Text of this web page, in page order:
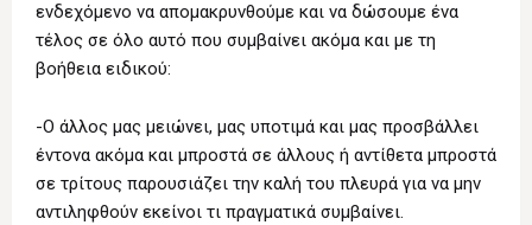
ενδεχόμενο να απομακρυνθούμε και να δώσουμε ένα
τέλος σε όλο αυτό που συμβαίνει ακόμα και με τη
βοήθεια ειδικού:
-Ο άλλος μας μειώνει, μας υποτιμά και μας προσβάλλει
έντονα ακόμα και μπροστά σε άλλους ή αντίθετα μπροστά
σε τρίτους παρουσιάζει την καλή του πλευρά για να μην
αντιληφθούν εκείνοι τι πραγματικά συμβαίνει.